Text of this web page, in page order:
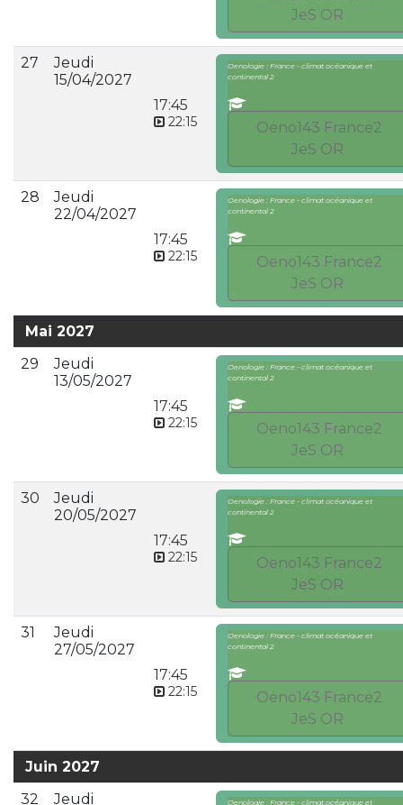
JeS OR
27
Jeudi
15/04/2027
17:45
22:15
Oenologie : France - climat océanique et
continental 2
Oeno143 France2
JeS OR
28
Jeudi
22/04/2027
17:45
22:15
Oenologie : France - climat océanique et
continental 2
Oeno143 France2
JeS OR
Mai 2027
29
Jeudi
13/05/2027
17:45
22:15
Oenologie : France - climat océanique et
continental 2
Oeno143 France2
JeS OR
30
Jeudi
20/05/2027
17:45
22:15
Oenologie : France - climat océanique et
continental 2
Oeno143 France2
JeS OR
31
Jeudi
27/05/2027
17:45
22:15
Oenologie : France - climat océanique et
continental 2
Oeno143 France2
JeS OR
Juin 2027
32
Jeudi Oenologie : France - climat océanique et